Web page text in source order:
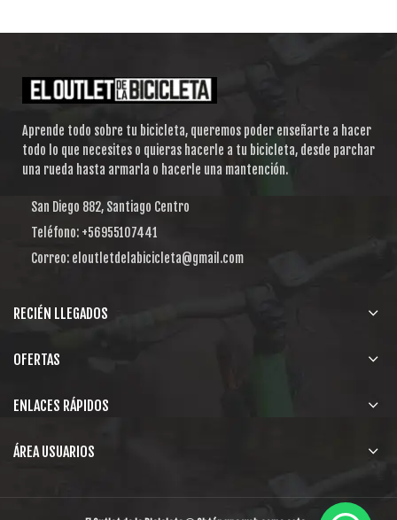
Aprende todo sobre tu bicicleta, queremos poder enseñarte a hacer
todo lo que necesites o quieras hacerle a tu bicicleta, desde parchar
una rueda hasta armarla o hacerle una mantención.
San Diego 882, Santiago Centro
Teléfono: +56955107441
Correo: eloutletdelabicicleta@gmail.com
RECIÉN LLEGADOS
OFERTAS
ENLACES RÁPIDOS
ÁREA USUARIOS